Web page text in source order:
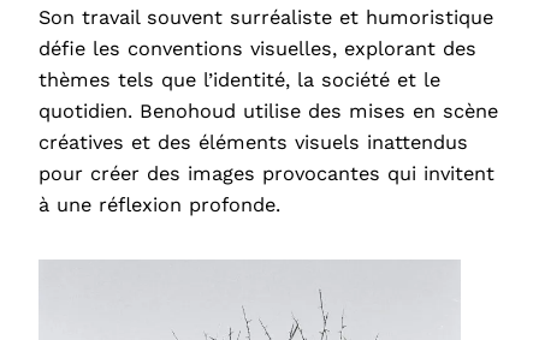
Son travail souvent surréaliste et humoristique
défie les conventions visuelles, explorant des
thèmes tels que l’identité, la société et le
quotidien. Benohoud utilise des mises en scène
créatives et des éléments visuels inattendus
pour créer des images provocantes qui invitent
à une réflexion profonde.